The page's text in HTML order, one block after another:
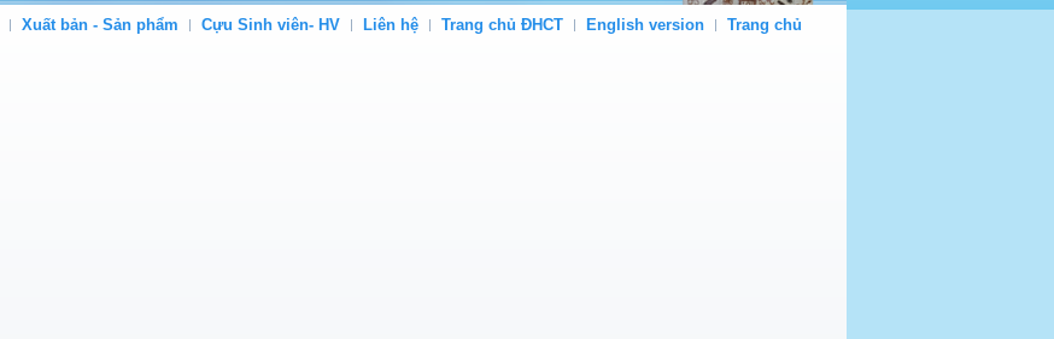
Xuất bản - Sản phẩm Cựu Sinh viên- HV Liên hệ Trang chủ ĐHCT English version Trang chủ